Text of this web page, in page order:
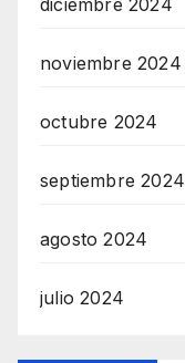
noviembre 2024
octubre 2024
septiembre 2024
agosto 2024
julio 2024